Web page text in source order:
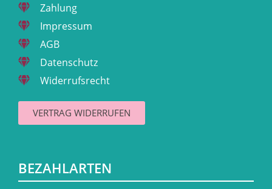
Zahlung
Impressum
AGB
Datenschutz
Widerrufsrecht
VERTRAG WIDERRUFEN
BEZAHLARTEN